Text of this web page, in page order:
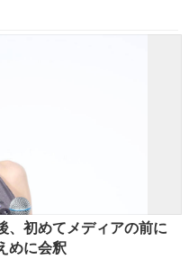
初めてメディアの前に
めに会釈